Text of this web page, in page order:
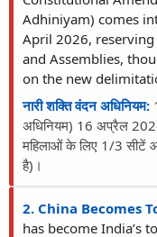
Adhiniyam) comes
April 2026,
and Assemblies,
on the new
नारी शक्ति वंदन अधिनियम:
अधिनियम) 16 अप्रैल
महिलाओं के लिए 1/3 सीटें
है)।
2. China Becomes
has become India’s